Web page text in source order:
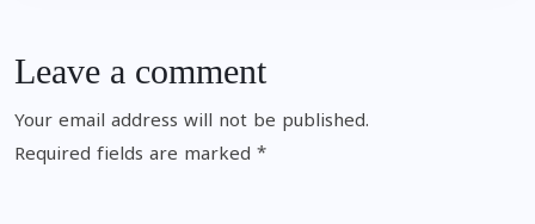
Leave a comment
Your email address will not be published.
Required fields are marked *